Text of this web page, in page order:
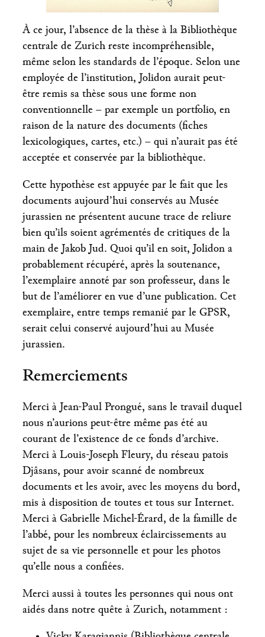
À ce jour, l’absence de la thèse à la Bibliothèque
centrale de Zurich reste incompréhensible,
même selon les standards de l’époque. Selon une
employée de l’institution, Jolidon aurait peut-
être remis sa thèse sous une forme non
conventionnelle – par exemple un portfolio, en
raison de la nature des documents (fiches
lexicologiques, cartes, etc.) – qui n’aurait pas été
acceptée et conservée par la bibliothèque.
Cette hypothèse est appuyée par le fait que les
documents aujourd’hui conservés au Musée
jurassien ne présentent aucune trace de reliure
bien qu’ils soient agrémentés de critiques de la
main de Jakob Jud. Quoi qu’il en soit, Jolidon a
probablement récupéré, après la soutenance,
l’exemplaire annoté par son professeur, dans le
but de l’améliorer en vue d’une publication. Cet
exemplaire, entre temps remanié par le GPSR,
serait celui conservé aujourd’hui au Musée
jurassien.
Remerciements
Merci à Jean-Paul Prongué, sans le travail duquel
nous n’aurions peut-être même pas été au
courant de l’existence de ce fonds d’archive.
Merci à Louis-Joseph Fleury, du réseau patois
Djâsans, pour avoir scanné de nombreux
documents et les avoir, avec les moyens du bord,
mis à disposition de toutes et tous sur Internet.
Merci à Gabrielle Michel-Érard, de la famille de
l’abbé, pour les nombreux éclaircissements au
sujet de sa vie personnelle et pour les photos
qu’elle nous a confiées.
Merci aussi à toutes les personnes qui nous ont
aidés dans notre quête à Zurich, notamment :